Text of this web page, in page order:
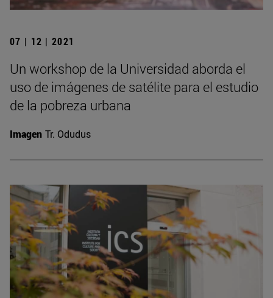
07 | 12 | 2021
Un workshop de la Universidad aborda el
uso de imágenes de satélite para el estudio
de la pobreza urbana
Imagen Tr. Odudus